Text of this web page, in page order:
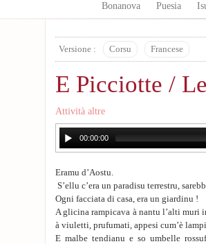
Bonanova Puesia
Versione : Corsu Francese
E Picciotte /
Attività altre
00:00:00
Eramu d’Aostu.
S’ellu c’era un paradisu terrestru,
Ogni facciata di casa, era un giardinu !
A glicina rampicava à nantu l’alti muri
à viuletti, prufumati, appesi cum’è
E malbe tendianu e so umbelle